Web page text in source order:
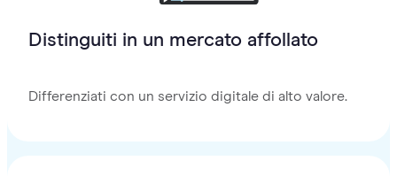
Distinguiti in un mercato affollato
Differenziati con un servizio digitale di alto valore.